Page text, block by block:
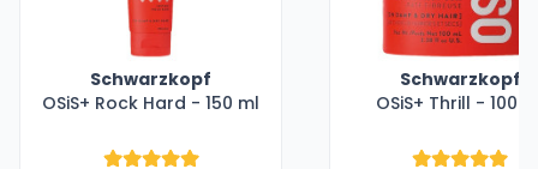
Schwarzkopf
OSiS+ Rock Hard - 150 ml
Schwarzkopf
OSiS+ Thrill - 100